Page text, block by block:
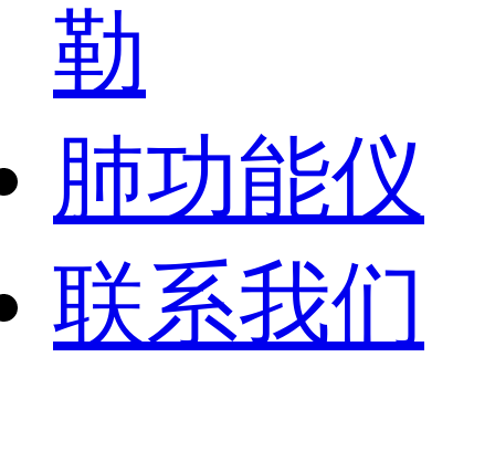
勒
肺功能仪
联系我们